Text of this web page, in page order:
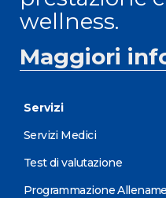
wellness.
Maggiori
Servizi
Servizi Medici
Test di valutazione
Programmazione